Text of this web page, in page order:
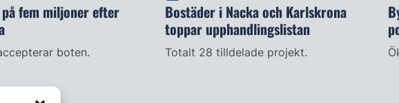
på fem miljoner efter
boten.
Bostäder i Nacka och Karlskrona
toppar upphandlingslistan
Totalt 28 tilldelade projekt.